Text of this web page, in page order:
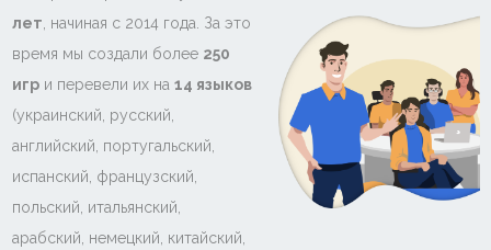
лет , начиная с 2014 года. За это
время мы создали более 250
игри перевели их на 14 языков
(украинский, русский,
английский, португальский,
испанский, французский,
польский, итальянский,
арабский, немецкий, китайский,